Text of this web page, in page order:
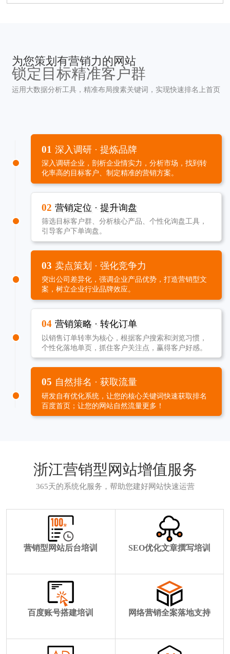
为您策划有营销力的网站
锁定目标精准客户群
运用大数据分析工具，精准布局搜素关键词，实现快速排名上首页
01 深入调研 · 提炼品牌
深入调研企业，剖析企业情实力，分析市场，找到转
化率高的目标客户、制定精准的营销方案。
02 营销定位 · 提升询盘
筛选目标客户群、分析核心产品、个性化询盘工具，
引导客户下单询盘。
03 卖点策划 · 强化竞争力
突出公司差异化，强调企业产品优势，打造营销型文
案，树立企业行业品牌效应。
04 营销策略 · 转化订单
以销售订单转率为核心，根据客户搜索和浏览习惯，
个性化落地单页，抓住客户关注点，赢得客户好感。
05 自然排名 · 获取流量
研发自有优化系统，让您的核心关键词快速获取排名
百度首页；让您的网站自然流量更多！
浙江营销型网站增值服务
365天的系统化服务，帮助您建好网站快速运营
营销型网站后台培训 SEO优化文章撰写培训
百度账号搭建培训 网络营销全案落地支持